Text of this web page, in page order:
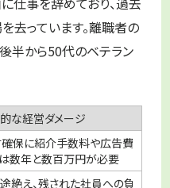
去っています。離職者の
半から50代のベテラン
な経営ダメージ
保に紹介手数料や広告費
数年と数百万円が必要
絶え、残された社員への負